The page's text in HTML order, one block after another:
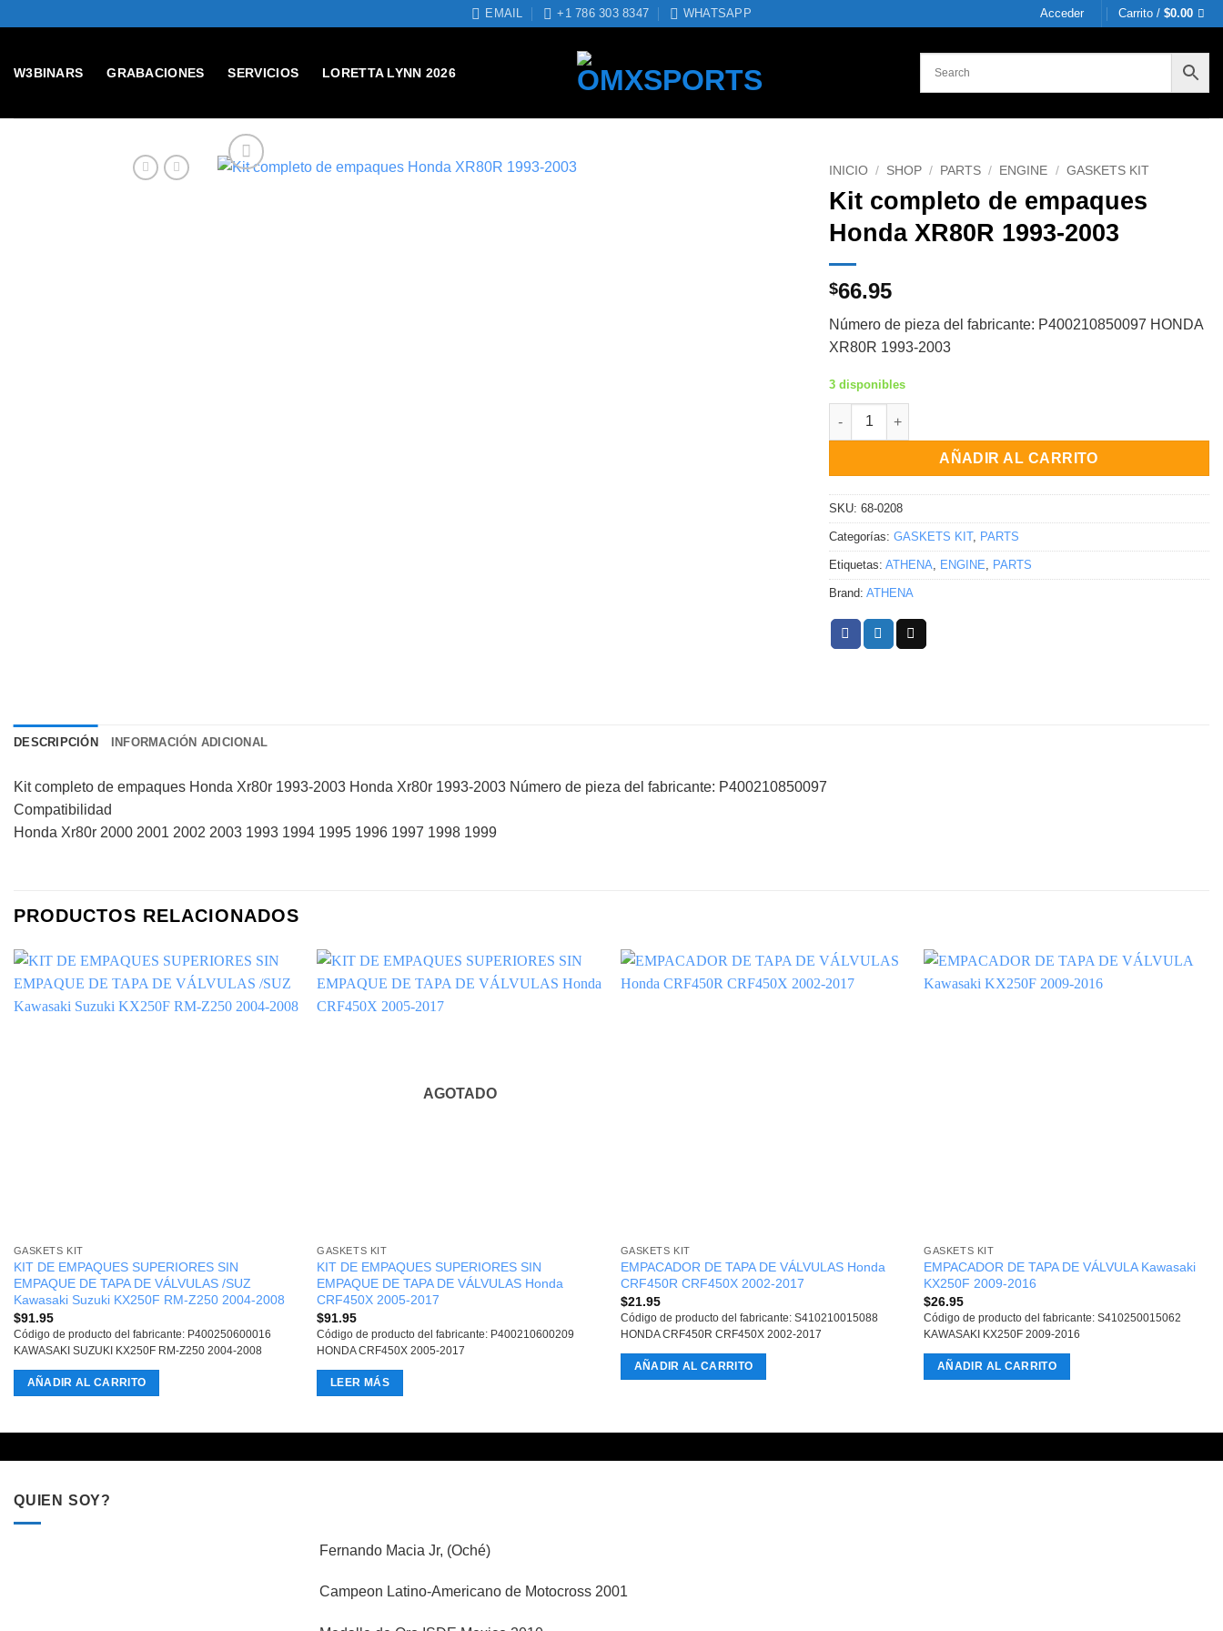
EMAIL +1 786 303 8347 WHATSAPP Acceder Carrito /$0.00
W3BINARS GRABACIONES SERVICIOS LORETTA LYNN 2026
INICIO / SHOP / PARTS / ENGINE / GASKETS KIT
Kit completo de empaques
Honda XR80R 1993-2003
$66.95
Número de pieza del fabricante: P400210850097 HONDA
XR80R 1993-2003
3 disponibles
Kit completo de empaques Honda XR80R 1993-2003 cantidad
AÑADIR AL CARRITO
SKU: 68-0208
Categorías: GASKETS KIT, PARTS
Etiquetas: ATHENA, ENGINE, PARTS
Brand: ATHENA
DESCRIPCIÓN INFORMACIÓN ADICIONAL
Kit completo de empaques Honda Xr80r 1993-2003 Honda Xr80r 1993-2003 Número de pieza del fabricante: P400210850097
Compatibilidad
Honda Xr80r 2000 2001 2002 2003 1993 1994 1995 1996 1997 1998 1999
PRODUCTOS RELACIONADOS
GASKETS KIT
KIT DE EMPAQUES SUPERIORES SIN
EMPAQUE DE TAPA DE VÁLVULAS /SUZ
Kawasaki Suzuki KX250F RM-Z250 2004-2008
$91.95
Código de producto del fabricante: P400250600016
KAWASAKI SUZUKI KX250F RM-Z250 2004-2008
AÑADIR AL CARRITO
AGOTADO
GASKETS KIT
KIT DE EMPAQUES SUPERIORES SIN
EMPAQUE DE TAPA DE VÁLVULAS Honda
CRF450X 2005-2017
$91.95
Código de producto del fabricante: P400210600209
HONDA CRF450X 2005-2017
LEER MÁS
GASKETS KIT
EMPACADOR DE TAPA DE VÁLVULAS Honda
CRF450R CRF450X 2002-2017
$21.95
Código de producto del fabricante: S410210015088
HONDA CRF450R CRF450X 2002-2017
AÑADIR AL CARRITO
GASKETS KIT
EMPACADOR DE TAPA DE VÁLVULA Kawasaki
KX250F 2009-2016
$26.95
Código de producto del fabricante: S410250015062
KAWASAKI KX250F 2009-2016
AÑADIR AL CARRITO
QUIEN SOY?
Fernando Macia Jr, (Oché)
Campeon Latino-Americano de Motocross 2001